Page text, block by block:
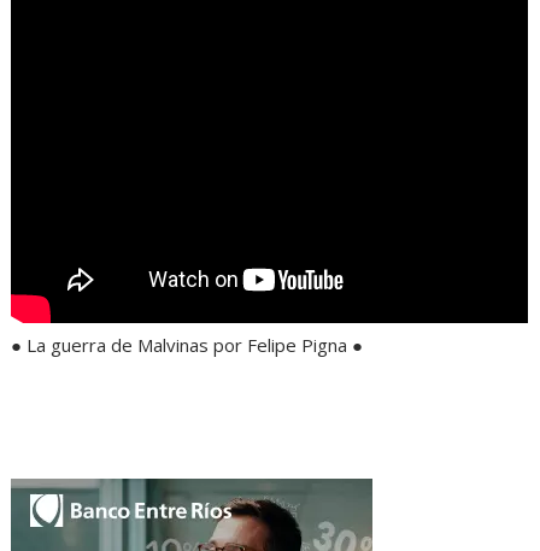
● La guerra de Malvinas por Felipe Pigna ●